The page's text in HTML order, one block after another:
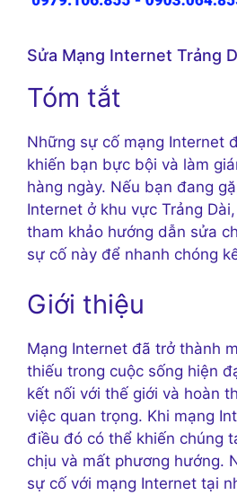
Sửa Mạng Internet Trảng
Tóm tắt
Những sự cố mạng Internet
khiến bạn bực bội và làm
hàng ngày. Nếu bạn đang
Internet ở khu vực Trảng
tham khảo hướng dẫn sửa
sự cố này để nhanh chóng
Giới thiệu
Mạng Internet đã trở thành
thiếu trong cuộc sống hiện
kết nối với thế giới và hoàn
việc quan trọng. Khi mạng
điều đó có thể khiến chúng
chịu và mất phương hướng.
sự cố với mạng Internet tại